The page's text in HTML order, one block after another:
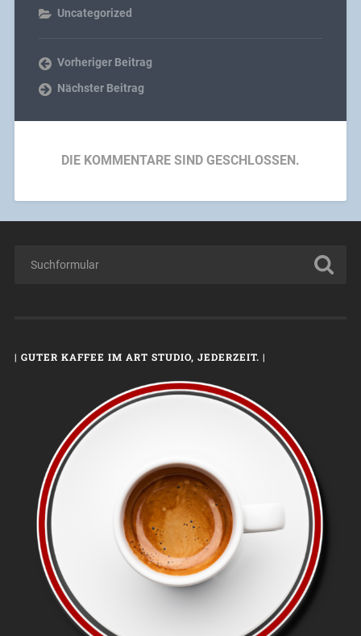
Uncategorized
Vorheriger Beitrag
Nächster Beitrag
DIE KOMMENTARE SIND GESCHLOSSEN.
| GUTER KAFFEE IM ART STUDIO, JEDERZEIT. |